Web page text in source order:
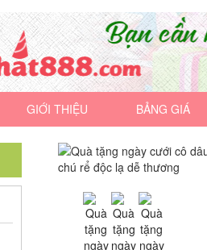
GIỚI THIỆU BẢNG GIÁ